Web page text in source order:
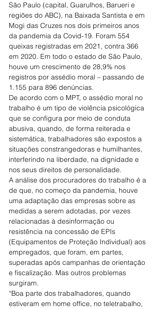
São Paulo (capital, Guarulhos, Barueri e
regiões do ABC), na Baixada Santista e em
Mogi das Cruzes nos dois primeiros anos
da pandemia da Covid-19. Foram 554
queixas registradas em 2021, contra 366
em 2020. Em todo o estado de São Paulo,
houve um crescimento de 28,9% nos
registros por assédio moral – passando de
1.155 para 896 denúncias.
De acordo com o MPT, o assédio moral no
trabalho é um tipo de violência psicológica
que se configura por meio de conduta
abusiva, quando, de forma reiterada e
sistemática, trabalhadores são expostos a
situações constrangedoras e humilhantes,
interferindo na liberdade, na dignidade e
nos seus direitos de personalidade.
A análise dos procuradores do trabalho é a
de que, no começo da pandemia, houve
uma adaptação das empresas sobre as
medidas a serem adotadas, por vezes
relacionadas à desinformação ou
resistência na concessão de EPIs
(Equipamentos de Proteção Individual) aos
empregados, que foram, em partes,
superadas após campanhas de orientação
e fiscalização. Mas outros problemas
surgiram.
“Boa parte dos trabalhadores, quando
estiveram em home office, no teletrabalho,